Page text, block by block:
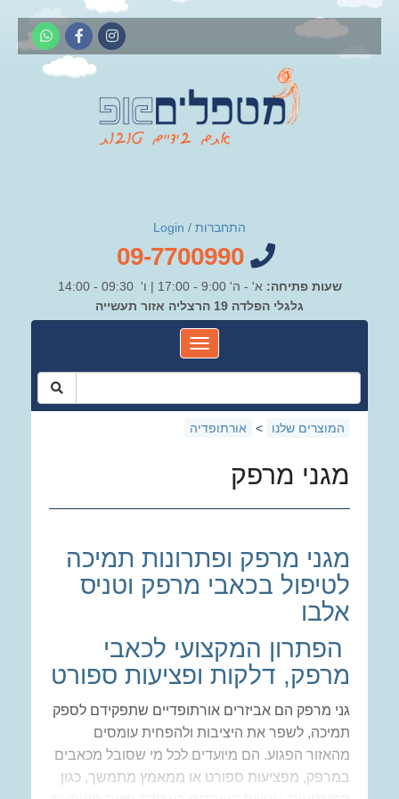
התחברות / Login
שעות פתיחה: א' - ה' 9:00 - 17:00 | ו' 09:30 - 14:00
גלגלי הפלדה 19 הרצליה אזור תעשייה
המוצרים שלנו > אורתופדיה
מגני מרפק
מגני מרפק ופתרונות תמיכה
לטיפול בכאבי מרפק וטניס
אלבו
הפתרון המקצועי לכאבי
מרפק, דלקות ופציעות ספורט
גני מרפק הם אביזרים אורתופדיים שתפקידם לספק
תמיכה, לשפר את היציבות ולהפחית עומסים
מהאזור הפגוע. הם מיועדים לכל מי שסובל מכאבים
במרפק, מפציעות ספורט או ממאמץ מתמשך, כגון